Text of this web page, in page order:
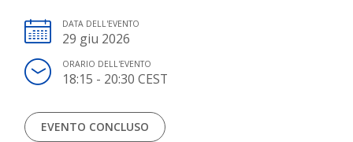
DATA DELL'EVENTO
29 giu 2026
ORARIO DELL'EVENTO
18:15 - 20:30 CEST
EVENTO CONCLUSO